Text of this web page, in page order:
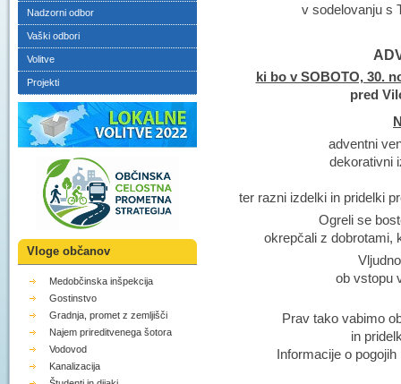
Nadzorni odbor
Vaški odbori
Volitve
Projekti
Vloge občanov
Medobčinska inšpekcija
Gostinstvo
Gradnja, promet z zemljišči
Najem prireditvenega šotora
Vodovod
Kanalizacija
v sodelovanju s
ki bo v SOBOTO, 30.
pred
adventni
dekorativni
ter razni izdelki in pridelki
Ogreli se
okrepčali z dobrotami,
ob vstopu
Prav tako vabimo
in
Informacije o